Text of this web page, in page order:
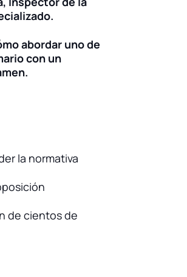
abordar uno de
con un
la normativa
de cientos de